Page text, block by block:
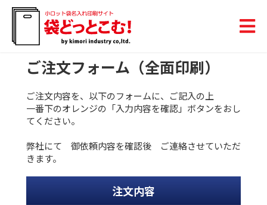
ご注文フォーム（全面印刷）
ご注文内容を、以下のフォームに、ご記入の上
一番下のオレンジの「入力内容を確認」ボタンをおし
てください。
弊社にて 御依頼内容を確認後 ご連絡させていただ
きます。
注文内容